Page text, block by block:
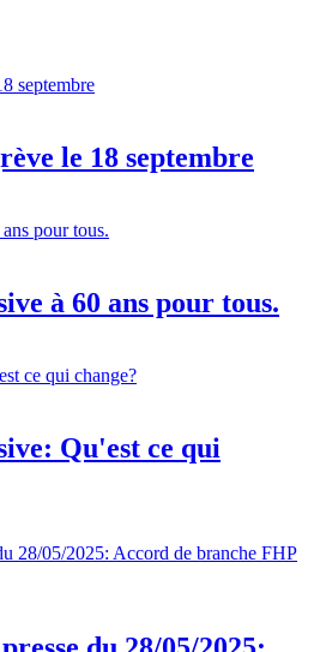
le 18 septembre
à 60 ans pour tous.
Qu'est ce qui